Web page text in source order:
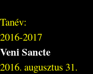
Tanév:
2016-2017
Veni Sancte
2016. augusztus 31.